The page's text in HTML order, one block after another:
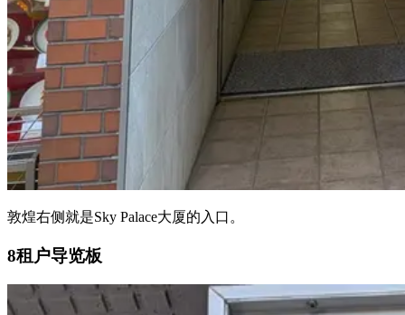
敦煌右侧就是Sky Palace大厦的入口。
8租户导览板